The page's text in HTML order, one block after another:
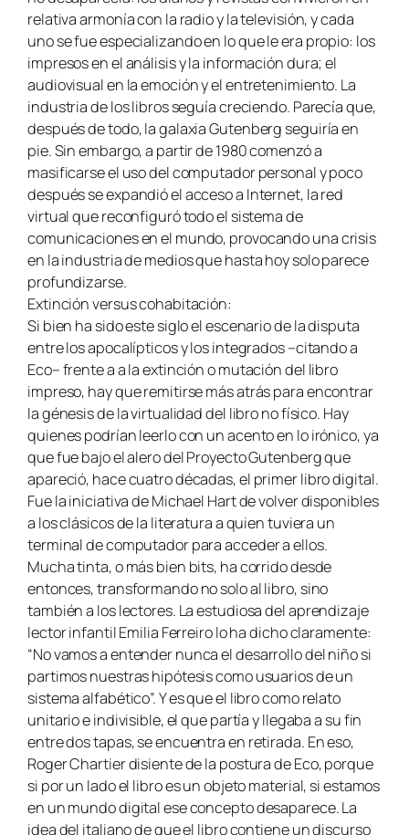
relativa armonía con la radio y la televisión, y cada
uno se fue especializando en lo que le era propio: los
impresos en el análisis y la información dura; el
audiovisual en la emoción y el entretenimiento. La
industria de los libros seguía creciendo. Parecía que,
después de todo, la galaxia Gutenberg seguiría en
pie. Sin embargo, a partir de 1980 comenzó a
masificarse el uso del computador personal y poco
después se expandió el acceso a Internet, la red
virtual que reconfiguró todo el sistema de
comunicaciones en el mundo, provocando una crisis
en la industria de medios que hasta hoy solo parece
profundizarse.
Extinción versus cohabitación:
Si bien ha sido este siglo el escenario de la disputa
entre los apocalípticos y los integrados –citando a
Eco– frente a a la extinción o mutación del libro
impreso, hay que remitirse más atrás para encontrar
la génesis de la virtualidad del libro no físico. Hay
quienes podrían leerlo con un acento en lo irónico, ya
que fue bajo el alero del Proyecto Gutenberg que
apareció, hace cuatro décadas, el primer libro digital.
Fue la iniciativa de Michael Hart de volver disponibles
a los clásicos de la literatura a quien tuviera un
terminal de computador para acceder a ellos.
Mucha tinta, o más bien bits, ha corrido desde
entonces, transformando no solo al libro, sino
también a los lectores. La estudiosa del aprendizaje
lector infantil Emilia Ferreiro lo ha dicho claramente:
“No vamos a entender nunca el desarrollo del niño si
partimos nuestras hipótesis como usuarios de un
sistema alfabético”. Y es que el libro como relato
unitario e indivisible, el que partía y llegaba a su fin
entre dos tapas, se encuentra en retirada. En eso,
Roger Chartier disiente de la postura de Eco, porque
si por un lado el libro es un objeto material, si estamos
en un mundo digital ese concepto desaparece. La
idea del italiano de que el libro contiene un discurso